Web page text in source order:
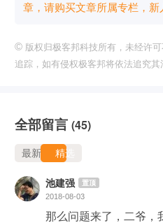
章，请购买文章所属专栏 ，
© 版权归极客邦科技所有，未经许
追踪，如有侵权极客邦将依法追究其
全部留言 (45)
最新 精选
池建强 置顶
2018-08-03
那么问题来了，二爷，